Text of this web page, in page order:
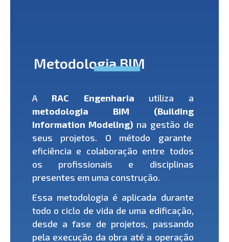
Metodologia BIM
ARAC Engenharia utiliza a
metodologia BIM (Building
Information Modeling) na gestão de
seus projetos. O método garante
eficiência e colaboração entre todos
os profissionais e disciplinas
presentes em uma construção.
Essa metodologia é aplicada durante
todo o ciclo de vida de uma edificação,
desde a fase de projetos, passando
pela execução da obra até a operação